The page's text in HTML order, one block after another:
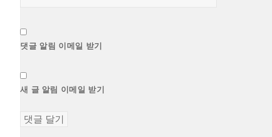
댓글 알림 이메일 받기
새 글 알림 이메일 받기